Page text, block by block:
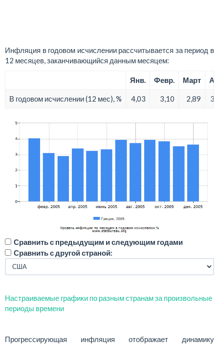
Инфляция в годовом исчислении рассчитывается за период в
12 месяцев, заканчивающийся данным месяцем:
Янв. Февр. Март
В годовом исчислении (12 мес), % 4,03 3,10 2,89
Сравнить с предыдущим и следующим годами
Сравнить с другой страной:
Настраиваемые графики по разным странам за произвольные
периоды времени
Прогрессирующая инфляция отображает динамику